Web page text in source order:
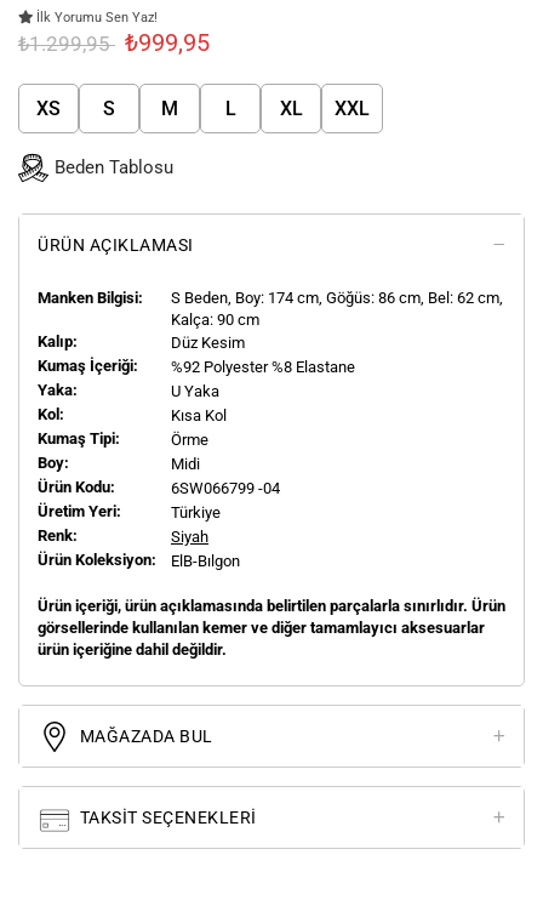
İlk Yorumu Sen Yaz!
₺1.299,95 ₺999,95
XS S M L XL XXL
Beden Tablosu
ÜRÜN AÇIKLAMASI
Manken Bilgisi: S Beden, Boy: 174 cm, Göğüs: 86 cm, Bel: 62 cm,
Kalça: 90 cm
Kalıp:
Düz Kesim
Kumaş İçeriği:
%92 Polyester %8 Elastane
Yaka:
U Yaka
Kol:
Kısa Kol
Kumaş Tipi:
Örme
Boy:
Midi
Ürün Kodu:
6SW066799 -04
Üretim Yeri:
Türkiye
Renk:
Siyah
Ürün Koleksiyon:
ElB-Bılgon
Ürün içeriği, ürün açıklamasında belirtilen parçalarla sınırlıdır. Ürün
görsellerinde kullanılan kemer ve diğer tamamlayıcı aksesuarlar
ürün içeriğine dahil değildir.
MAĞAZADA BUL
TAKSIT SEÇENEKLERI